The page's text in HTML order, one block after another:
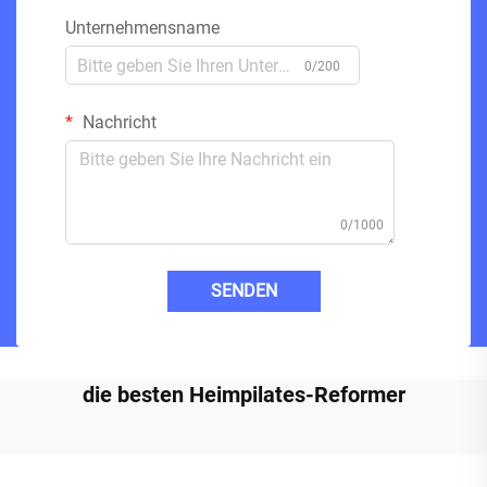
Unternehmensname
0/200
Nachricht
0/1000
SENDEN
die besten Heimpilates-Reformer